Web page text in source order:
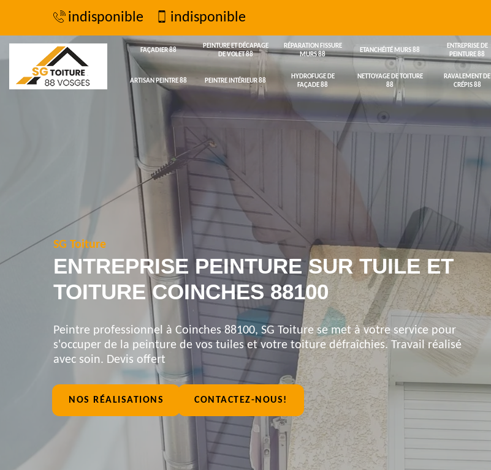
indisponible indisponible
FAÇADIER 88
PEINTURE ET DÉCAPAGE
DE VOLET 88
RÉPARATION FISSURE
MURS 88
ETANCHÉITÉ MURS 88
ENTREPRISE DE
PEINTURE 88
ARTISAN PEINTRE 88 PEINTRE INTÉRIEUR 88
HYDROFUGE DE
FAÇADE 88
NETTOYAGE DE TOITURE
88
RAVALEMENT DE
CRÉPIS 88
SG Toiture
ENTREPRISE PEINTURE SUR TUILE ET
TOITURE COINCHES 88100
Peintre professionnel à Coinches 88100, SG Toiture se met à votre service pour
s'occuper de la peinture de vos tuiles et votre toiture défraîchies. Travail réalisé
avec soin. Devis offert
NOS RÉALISATIONS CONTACTEZ-NOUS!